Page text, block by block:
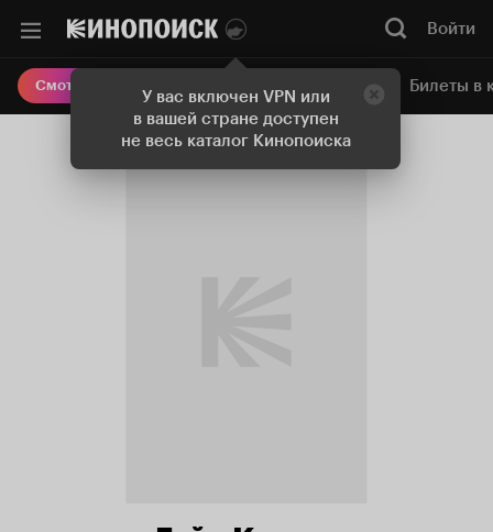
У вас включен VPN или
в вашей стране доступен
не весь каталог Кинопоиска
Войти
Смотреть кино Онлайн-кинотеатр Билеты в